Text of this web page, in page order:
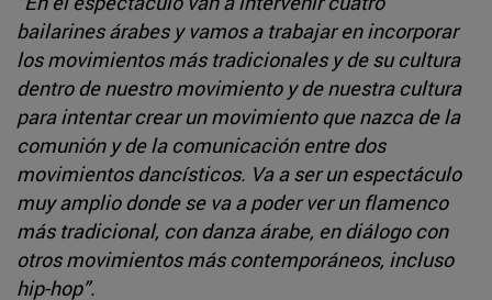
bailarines árabes y vamos a trabajar en incorporar
los movimientos más tradicionales y de su cultura
dentro de nuestro movimiento y de nuestra cultura
para intentar crear un movimiento que nazca de la
comunión y de la comunicación entre dos
movimientos dancísticos. Va a ser un espectáculo
muy amplio donde se va a poder ver un flamenco
más tradicional, con danza árabe, en diálogo con
otros movimientos más contemporáneos, incluso
hip-hop”.